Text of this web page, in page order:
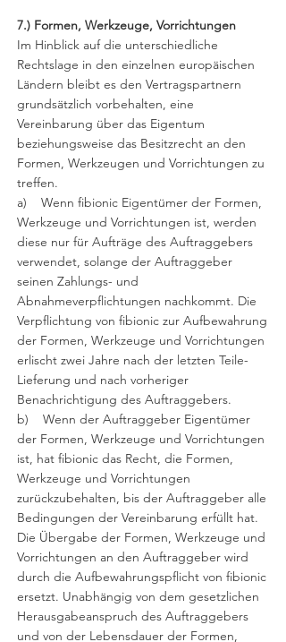
7.) Formen, Werkzeuge, Vorrichtungen
Im Hinblick auf die unterschiedliche
Rechtslage in den einzelnen europäischen
Ländern bleibt es den Vertragspartnern
grundsätzlich vorbehalten, eine
Vereinbarung über das Eigentum
beziehungsweise das Besitzrecht an den
Formen, Werkzeugen und Vorrichtungen zu
treffen.
a) Wenn fibionic Eigentümer der Formen,
Werkzeuge und Vorrichtungen ist, werden
diese nur für Aufträge des Auftraggebers
verwendet, solange der Auftraggeber
seinen Zahlungs- und
Abnahmeverpflichtungen nachkommt. Die
Verpflichtung von fibionic zur Aufbewahrung
der Formen, Werkzeuge und Vorrichtungen
erlischt zwei Jahre nach der letzten Teile-
Lieferung und nach vorheriger
Benachrichtigung des Auftraggebers.
b) Wenn der Auftraggeber Eigentümer
der Formen, Werkzeuge und Vorrichtungen
ist, hat fibionic das Recht, die Formen,
Werkzeuge und Vorrichtungen
zurückzubehalten, bis der Auftraggeber alle
Bedingungen der Vereinbarung erfüllt hat.
Die Übergabe der Formen, Werkzeuge und
Vorrichtungen an den Auftraggeber wird
durch die Aufbewahrungspflicht von fibionic
ersetzt. Unabhängig von dem gesetzlichen
Herausgabeanspruch des Auftraggebers
und von der Lebensdauer der Formen,